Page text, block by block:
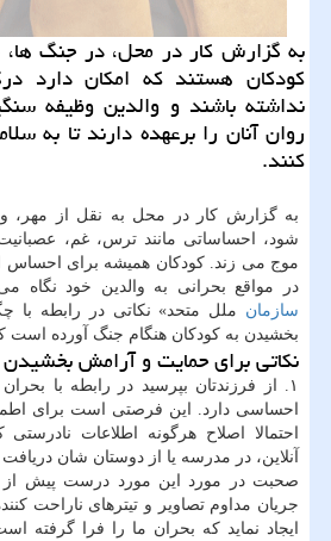
به گزارش کار در محل، در جنگ
کودکان هستند که امکان دارد
نداشته باشند و والدین وظیفه
روان آنان را برعهده دارند تا به
کنند.
به گزارش کار در محل به نقل از مهر،
شود، احساساتی مانند ترس، غم،
موج می زند. کودکان همیشه برای
در مواقع بحرانی به والدین خود نگاه
سازمان ملل متحد» نکاتی در رابطه با
بخشیدن به کودکان هنگام جنگ آورده است
نکاتی برای حمایت و آرامش
۱. از فرزندتان بپرسید در رابطه با
احساسی دارد. این فرصتی است برای
احتمالا اصلاح هرگونه اطلاعات
آنلاین، در مدرسه یا از دوستان شان دریافت
جریان مداوم تصاویر و تیترهای ناراحت
ایجاد نماید که بحران ما را فرا گرفته